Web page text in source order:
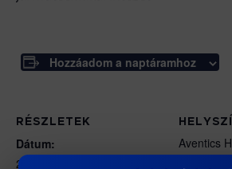
Hozzáadom a naptáramhoz
RÉSZLETEK
Dátum:
2023/04/27
Aventics